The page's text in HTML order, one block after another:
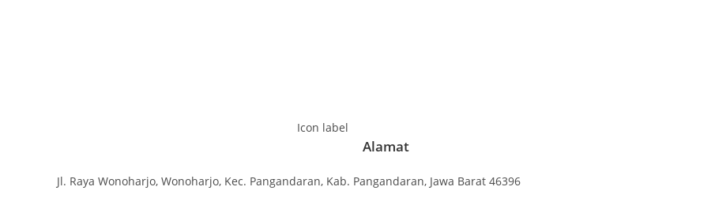
Icon label
Alamat
Jl. Raya Wonoharjo, Wonoharjo, Kec. Pangandaran, Kab. Pangandaran, Jawa Barat 46396